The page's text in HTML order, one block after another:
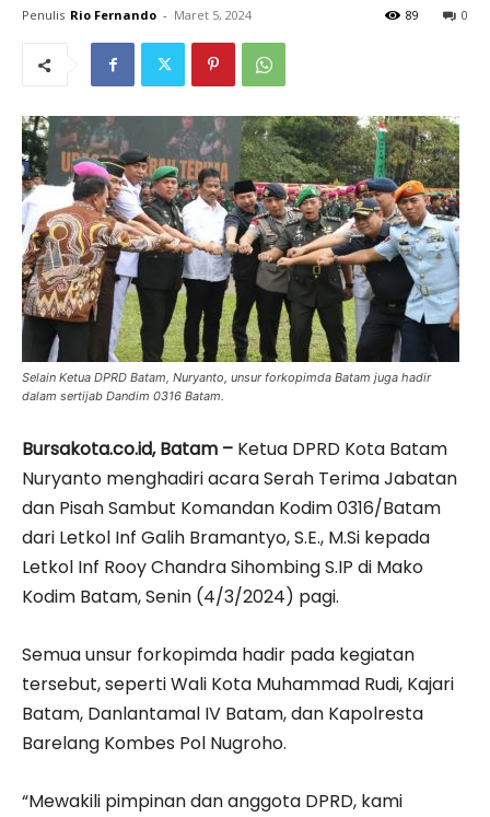
Penulis Rio Fernando - Maret 5, 2024 0
89
Selain Ketua DPRD Batam, Nuryanto, unsur forkopimda Batam juga hadir
dalam sertijab Dandim 0316 Batam.
Bursakota.co.id, Batam – Ketua DPRD Kota Batam
Nuryanto menghadiri acara Serah Terima Jabatan
dan Pisah Sambut Komandan Kodim 0316/Batam
dari Letkol Inf Galih Bramantyo, S.E., M.Si kepada
Letkol Inf Rooy Chandra Sihombing S.IP di Mako
Kodim Batam, Senin (4/3/2024) pagi.
Semua unsur forkopimda hadir pada kegiatan
tersebut, seperti Wali Kota Muhammad Rudi, Kajari
Batam, Danlantamal IV Batam, dan Kapolresta
Barelang Kombes Pol Nugroho.
“Mewakili pimpinan dan anggota DPRD, kami